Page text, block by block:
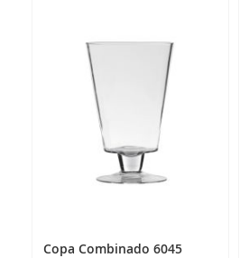
Copa Combinado 6045